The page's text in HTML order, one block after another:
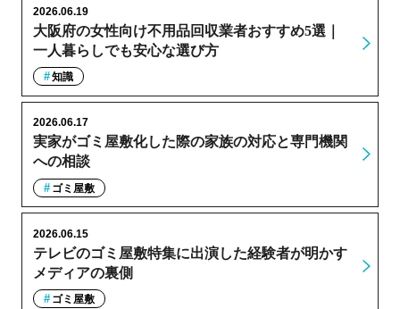
大阪府の女性向け不用品回収業者おすすめ5選｜
一人暮らしでも安心な選び方
2026.06.19
知識
実家がゴミ屋敷化した際の家族の対応と専門機関
への相談
2026.06.17
ゴミ屋敷
テレビのゴミ屋敷特集に出演した経験者が明かす
メディアの裏側
2026.06.15
ゴミ屋敷